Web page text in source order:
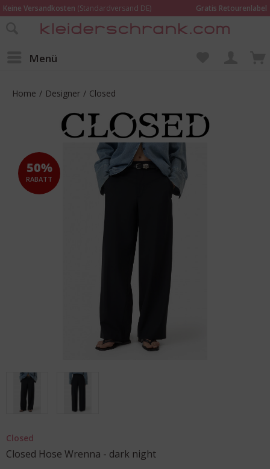
Keine Versandkosten (Standardversand DE)
Gratis Retourenlabel
Online bestellen – im Geschäft in Kempen anprobieren und beraten lassen
Menü
Home / Designer / Closed
50%
RABATT
Closed
Closed Hose Wrenna - dark night